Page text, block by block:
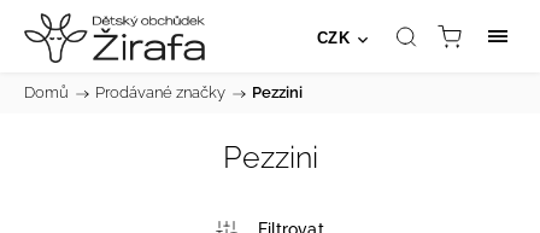
CZK
Domů / Prodávané značky / Pezzini
Pezzini